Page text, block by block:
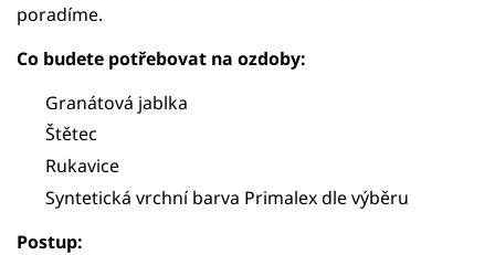
poradíme.
Co budete potřebovat na ozdoby:
Granátová jablka
Štětec
Rukavice
Syntetická vrchní barva Primalex dle výběru
Postup: